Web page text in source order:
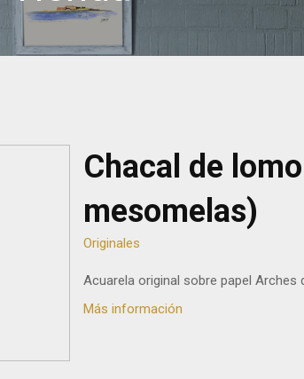
Chacal de
mesomelas)
Originales
Acuarela original sobre papel Arches
Más información